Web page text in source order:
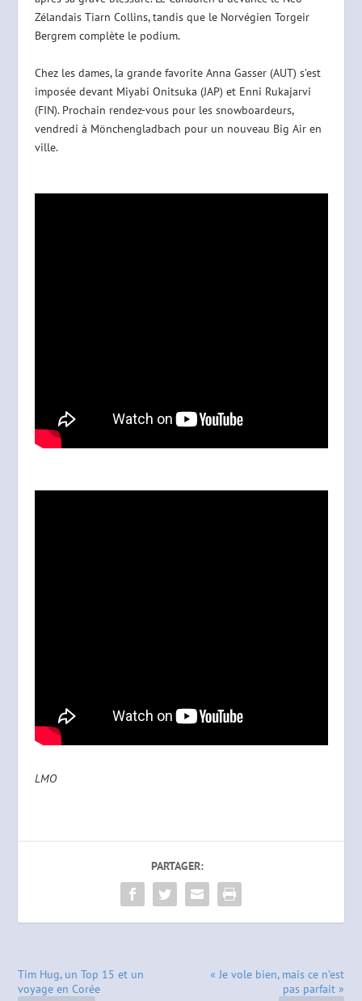
Zélandais Tiarn Collins, tandis que le Norvégien Torgeir
Bergrem complète le podium.
Chez les dames, la grande favorite Anna Gasser (AUT) s’est
imposée devant Miyabi Onitsuka (JAP) et Enni Rukajarvi
(FIN). Prochain rendez-vous pour les snowboardeurs,
vendredi à Mönchengladbach pour un nouveau Big Air en
ville.
LMO
PARTAGER:
Tim Hug, un Top 15 et un
voyage en Corée
« Je vole bien, mais ce n’est
pas parfait »